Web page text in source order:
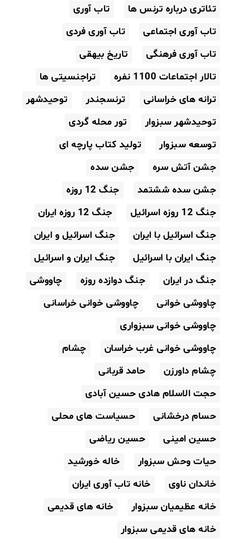
تئاتری درباره ترنس ها
تاب آوری
تاب آوری اجتماعی
تاب آوری فردی
تاب آوری فرهنگی
تاریخ بیهقی
تالار اجتماعات 1100 نفره
تراجنسیتی ها
ترانه های خراسانی
ترنسجندر
توحیدشهر
توحیدشهر سبزوار
تور محله گردی
توسعه سبزوار
تولید کتاب پارچه ای
جشن آتش سره
جشن سده
جشن سده ششتمد
جنگ 12 روزه
جنگ 12 روزه اسرائیل
جنگ 12 روزه ایران
جنگ اسرائیل با ایران
جنگ اسرائیل و ایران
جنگ ایران با اسرائیل
جنگ ایران و اسرائیل
جنگ در ایران
جنگ دوازده روزه
چاووشی
چاووشی خوانی
چاووشی خوانی خراسانی
چاووشی خوانی سبزواری
چاووشی خوانی غرب خراسان
چشام
چشام داورزن
حامد قربانی
حجت الاسلام هادی حسین آبادی
حسام درخشانی
حسیاست های محلی
حسین امینی
حسین ریاضی
حیات وحش سبزوار
خاله خورشید
خاندان ناوی
خانه تاب آوری ایران
خانه عظیمیان سبزوار
خانه های قدیمی
خانه های قدیمی سبزوار